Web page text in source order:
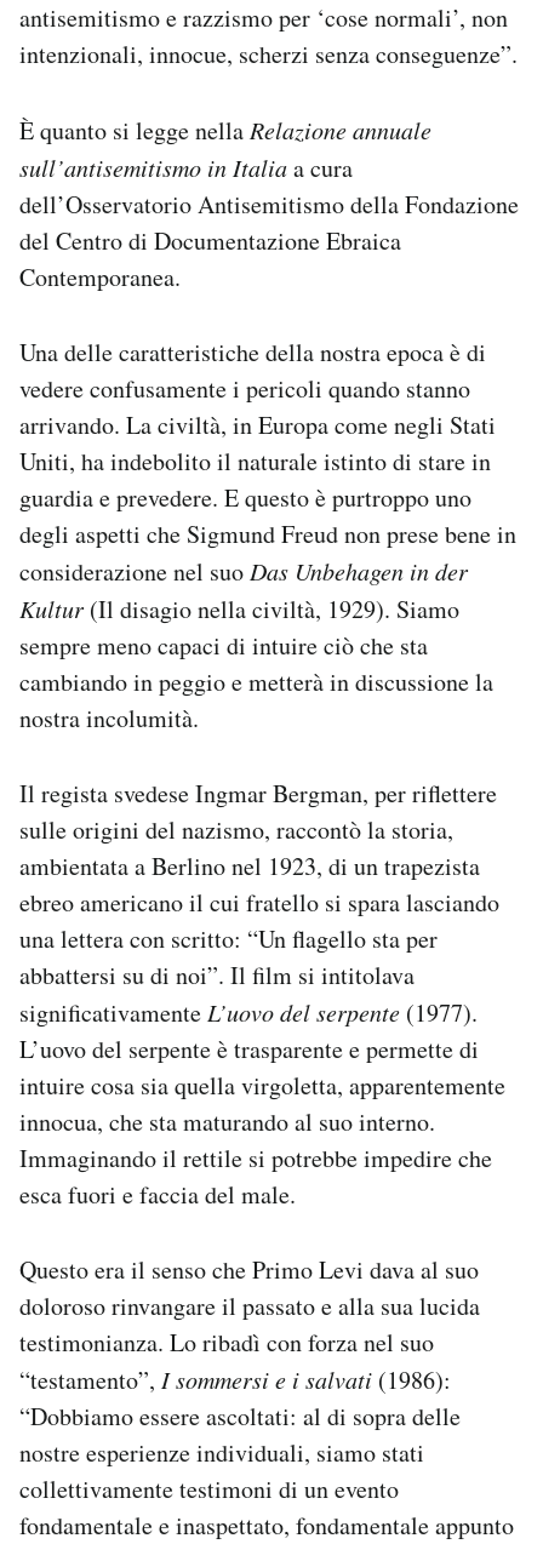
Esci
antisemitismo e razzismo per ‘cose normali’, non
intenzionali, innocue, scherzi senza conseguenze”.
È quanto si legge nella Relazione annuale
sull’antisemitismo in Italiaa cura
dell’Osservatorio Antisemitismo della Fondazione
del Centro di Documentazione Ebraica
Contemporanea.
Una delle caratteristiche della nostra epoca è di
vedere confusamente i pericoli quando stanno
arrivando. La civiltà, in Europa come negli Stati
Uniti, ha indebolito il naturale istinto di stare in
guardia e prevedere. E questo è purtroppo uno
degli aspetti che Sigmund Freud non prese bene in
considerazione nel suo Das Unbehagen in der
Kultur (Il disagio nella civiltà, 1929). Siamo
sempre meno capaci di intuire ciò che sta
cambiando in peggio e metterà in discussione la
nostra incolumità.
Il regista svedese Ingmar Bergman, per riflettere
sulle origini del nazismo, raccontò la storia,
ambientata a Berlino nel 1923, di un trapezista
ebreo americano il cui fratello si spara lasciando
una lettera con scritto: “Un flagello sta per
abbattersi su di noi”. Il film si intitolava
significativamente L’uovo del serpente (1977).
L’uovo del serpente è trasparente e permette di
intuire cosa sia quella virgoletta, apparentemente
innocua, che sta maturando al suo interno.
Immaginando il rettile si potrebbe impedire che
esca fuori e faccia del male.
Questo era il senso che Primo Levi dava al suo
doloroso rinvangare il passato e alla sua lucida
testimonianza. Lo ribadì con forza nel suo
“testamento”, I sommersi e i salvati (1986):
“Dobbiamo essere ascoltati: al di sopra delle
nostre esperienze individuali, siamo stati
collettivamente testimoni di un evento
fondamentale e inaspettato, fondamentale appunto